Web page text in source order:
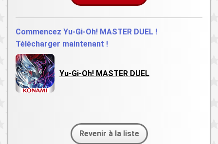
Commencez Yu-Gi-Oh! MASTER DUEL !
Télécharger maintenant !
Yu-Gi-Oh! MASTER DUEL
Revenir à la liste